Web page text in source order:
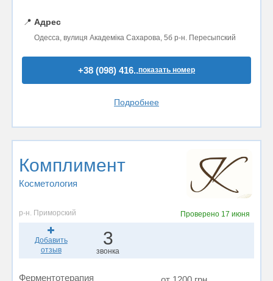
📍 Адрес
Одесса, вулиця Академiка Сахарова, 5б р-н. Пересыпский
+38 (098) 416..показать номер
Подробнее
Комплимент
Косметология
р-н. Приморский Проверено 17 июня
Добавить
отзыв
3
звонка
Ферментотерапия